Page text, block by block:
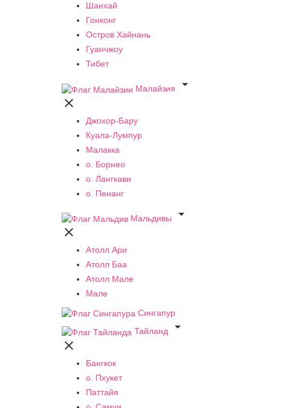
Шанхай
Гонконг
Остров Хайнань
Гуанчжоу
Тибет
Малайзия


Джохор-Бару
Куала-Лумпур
Малакка
о. Борнео
о. Лангкави
о. Пенанг
Мальдивы


Атолл Ари
Атолл Баа
Атолл Мале
Мале
Сингапур
Тайланд


Бангкок
о. Пхукет
Паттайя